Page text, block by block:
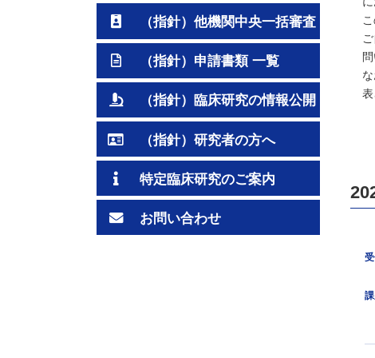
（指針）他機関中央一括審査
（指針）申請書類 一覧
（指針）臨床研究の情報公開
（指針）研究者の方へ
特定臨床研究のご案内
お問い合わせ